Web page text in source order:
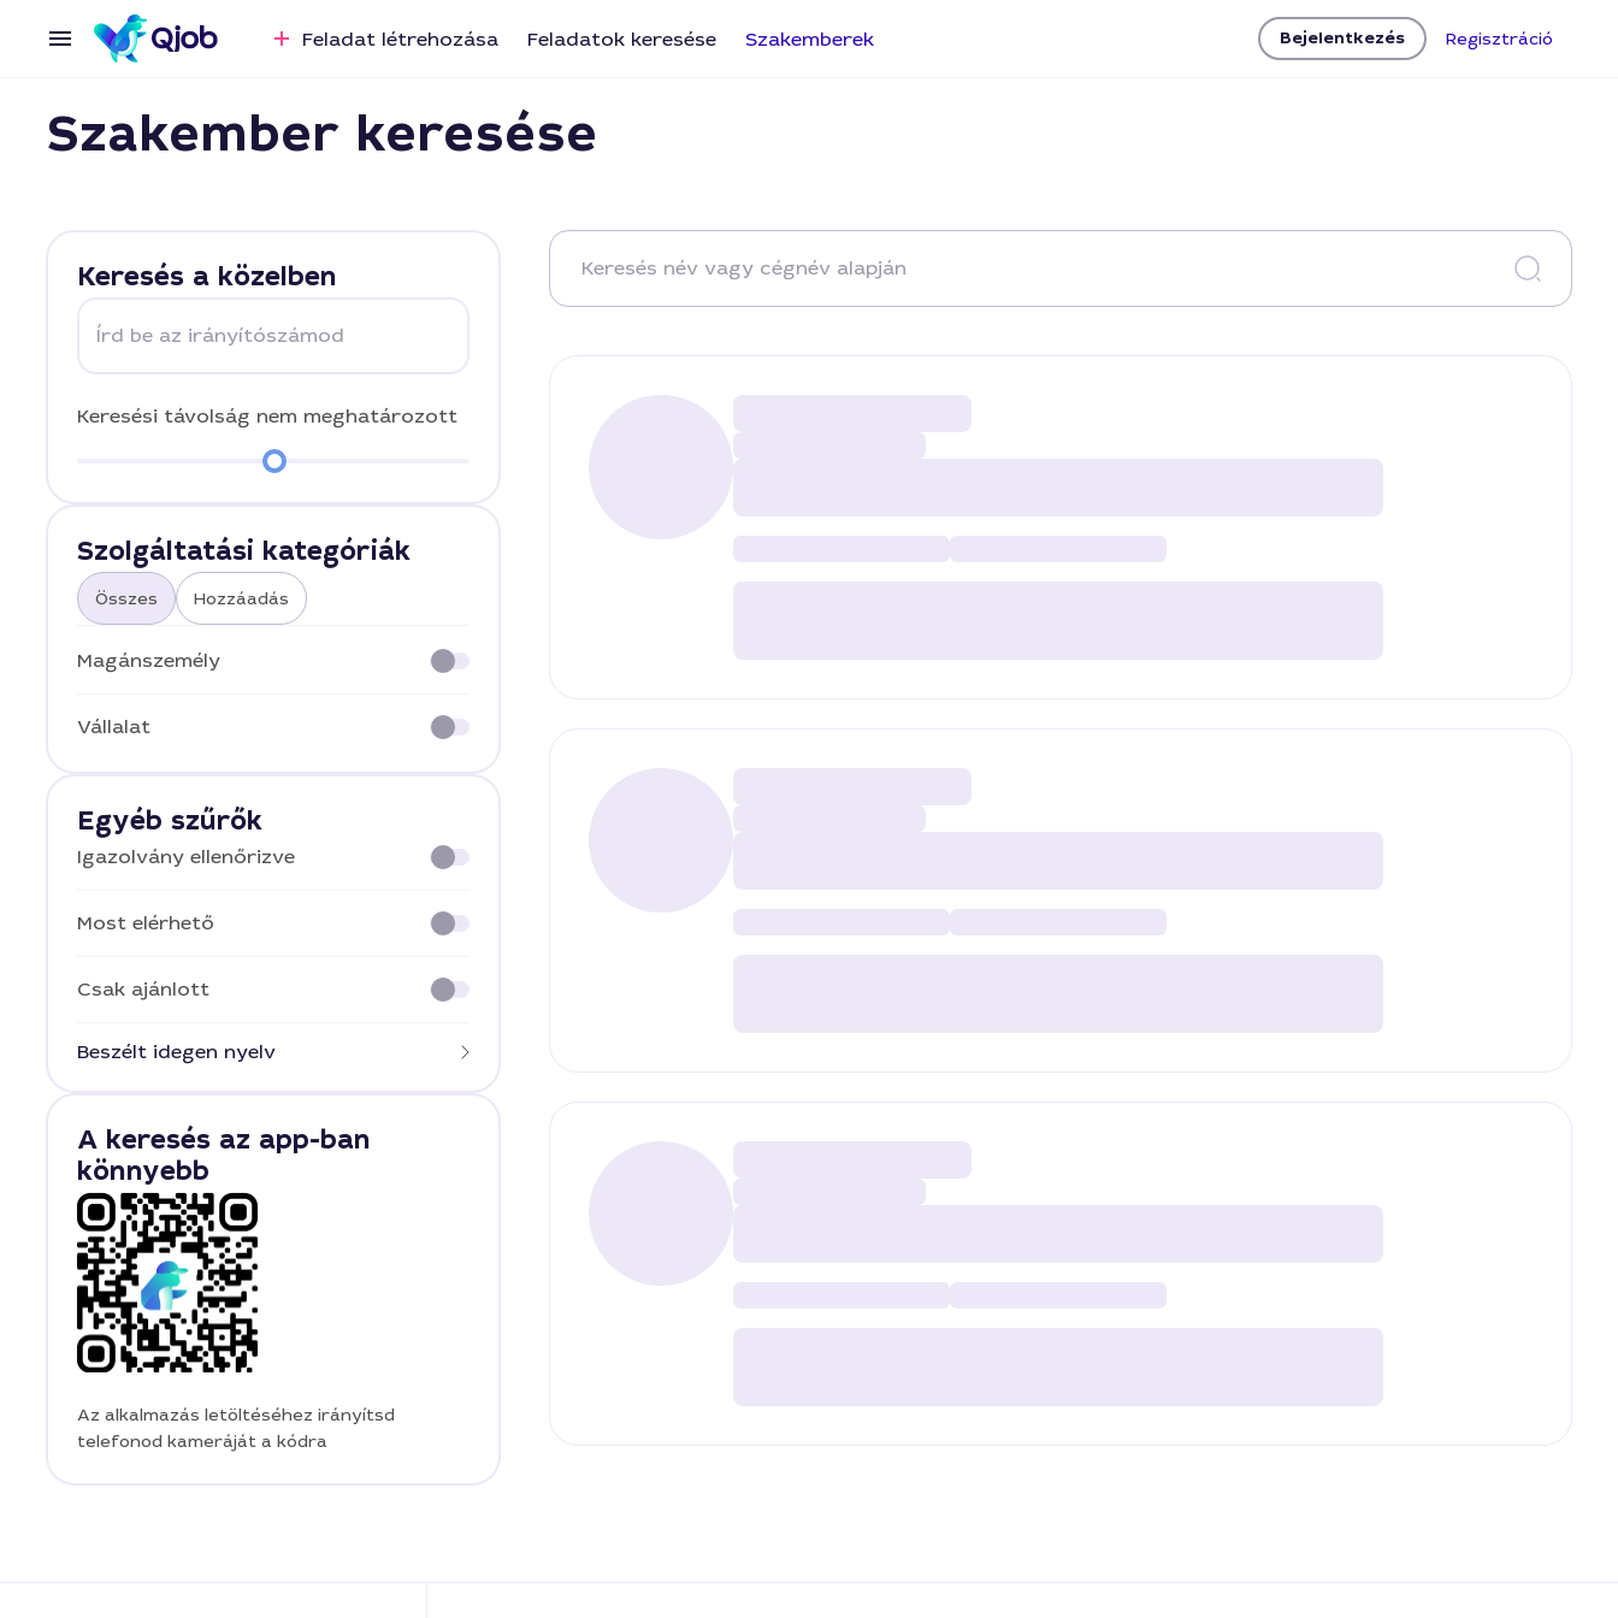
Feladat létrehozása Feladatok keresése Szakemberek Bejelentkezés Regisztráció
Szakember keresése
Keresés a közelben
Írd be az irányítószámod
Keresési távolság nem meghatározott
Szolgáltatási kategóriák
Összes Hozzáadás
Magánszemély
Vállalat
Egyéb szűrők
Igazolvány ellenőrizve
Most elérhető
Csak ajánlott
Beszélt idegen nyelv
A keresés az app-ban
könnyebb
Az alkalmazás letöltéséhez irányítsd
telefonod kameráját a kódra